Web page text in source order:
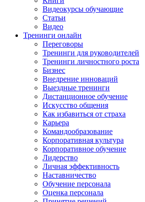
Видеокурсы обучающие
Статьи
Видео
Тренинги онлайн
Переговоры
Тренинги для руководителей
Тренинги личностного роста
Бизнес
Внедрение инноваций
Выездные тренинги
Дистанционное обучение
Искусство общения
Как избавиться от страха
Карьера
Командообразование
Корпоративная культура
Корпоративное обучение
Лидерство
Личная эффективность
Наставничество
Обучение персонала
Оценка персонала